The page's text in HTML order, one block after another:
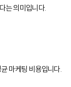
는 의미입니다.
마케팅 비용입니다.